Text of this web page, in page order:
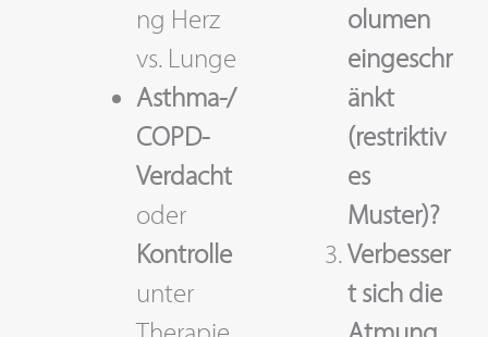
ng Herz
vs. Lunge
Asthma-/
COPD-
Verdacht
oder
Kontrolle
unter
olumen
eingeschr
änkt
(restriktiv
es
Muster)?
Verbesser
t sich die